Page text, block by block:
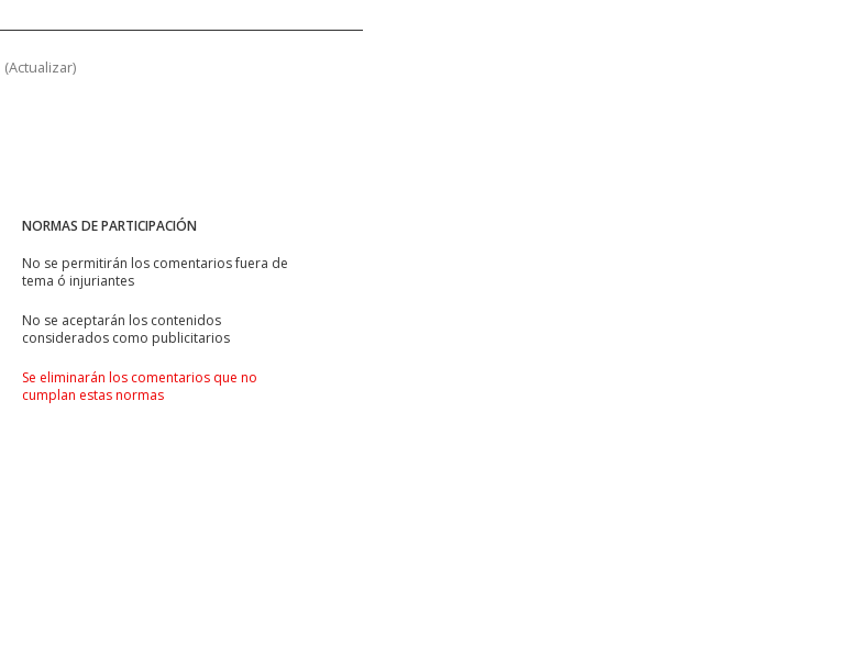
(Actualizar)
NORMAS DE PARTICIPACIÓN
No se permitirán los comentarios fuera de
tema ó injuriantes
No se aceptarán los contenidos
considerados como publicitarios
Se eliminarán los comentarios que no
cumplan estas normas